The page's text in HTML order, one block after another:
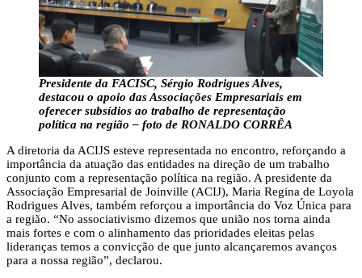
Presidente da FACISC, Sérgio Rodrigues Alves,
destacou o apoio das Associações Empresariais em
oferecer subsídios ao trabalho de representação
política na região – foto de RONALDO CORRÊA
A diretoria da ACIJS esteve representada no encontro, reforçando a
importância da atuação das entidades na direção de um trabalho
conjunto com a representação política na região. A presidente da
Associação Empresarial de Joinville (ACIJ), Maria Regina de Loyola
Rodrigues Alves, também reforçou a importância do Voz Única para
a região. “No associativismo dizemos que união nos torna ainda
mais fortes e com o alinhamento das prioridades eleitas pelas
lideranças temos a convicção de que junto alcançaremos avanços
para a nossa região”, declarou.